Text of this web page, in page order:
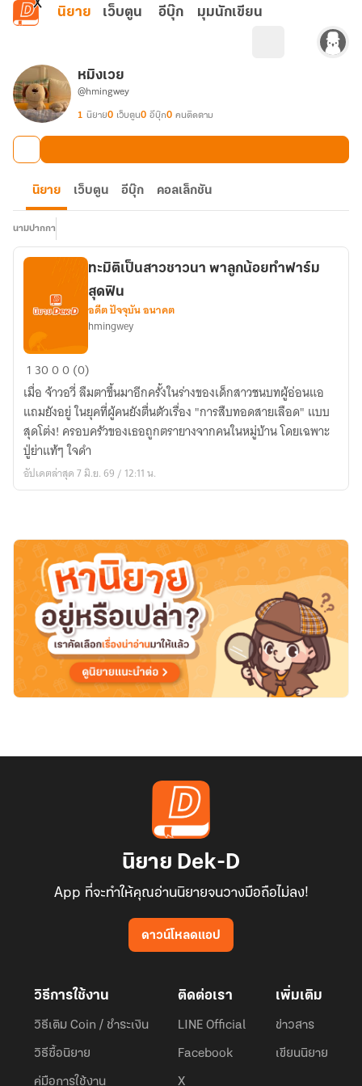
ข้ามไปยังเนื้อหาหลัก
นิยาย เว็บตูน อีบุ๊ก มุมนักเขียน
หมิงเวย
@hmingwey
1 นิยาย0 เว็บตูน0 อีบุ๊ก0 คนติดตาม
นิยาย เว็บตูน อีบุ๊ก คอลเล็กชัน
นามปากกา
ทะ
มิติ
เป็น
สาว
ชาวนา
พา
ลูก
ฟาร์ม
สุด
ฟิน
ทะมิติเป็นสาวชาวนา พาลูกน้อยทำฟาร์ม
สุดฟิน
อดีต ปัจจุบัน อนาคต
hmingwey
1 3000 (0)
เมื่อ จ้าวอวี่ ลืมตาขึ้นมาอีกครั้งในร่างของเด็กสาวชนบทผู้อ่อนแอ
แถมยังอยู่ ในยุคที่ผู้คนยังตื่นตัวเรื่อง "การสืบทอดสายเลือด" แบบ
สุดโต่ง! ครอบครัวของเธอถูกตรายางจากคนในหมู่บ้าน โดยเฉพาะ
ปู่ย่าแท้ๆ ใจดำ
อัปเดตล่าสุด 7 มิ.ย. 69 / 12:11 น.
นิยาย Dek-D
App ที่จะทำให้คุณอ่านนิยายจนวางมือถือไม่ลง!
ดาวน์โหลดแอป
วิธีการใช้งาน
วิธีเติม Coin / ชำระเงิน
วิธีซื้อนิยาย
คู่มือการใช้งาน
ติดต่อเรา
LINE Official
Facebook
X
เพิ่มเติม
ข่าวสาร
เขียนนิยาย